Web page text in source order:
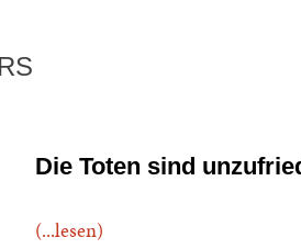
Die Toten sind
(...lesen)